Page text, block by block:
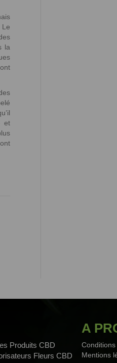
Le
la
et
Produits CBD
Fleurs CBD
A
Mentions